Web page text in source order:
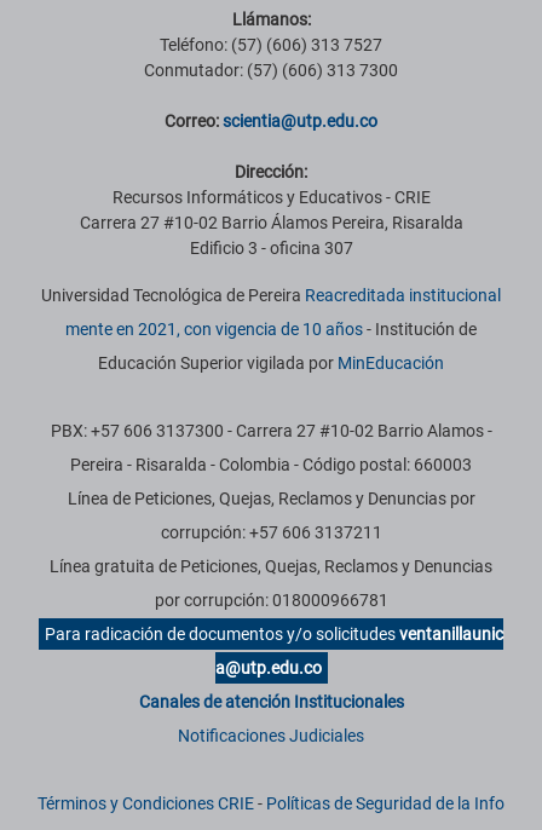
Llámanos:
Teléfono: (57) (606) 313 7527
Conmutador: (57) (606) 313 7300
Correo:scientia@utp.edu.co
Dirección:
Recursos Informáticos y Educativos - CRIE
Carrera 27 #10-02 Barrio Álamos Pereira, Risaralda
Edificio 3 - oficina 307
Universidad Tecnológica de Pereira Reacreditada institucional
mente en 2021, con vigencia de 10 años- Institución de
Educación Superior vigilada por MinEducación
PBX: +57 606 3137300 - Carrera 27 #10-02 Barrio Alamos -
Pereira - Risaralda - Colombia - Código postal: 660003
Línea de Peticiones, Quejas, Reclamos y Denuncias por
corrupción: +57 606 3137211
Línea gratuita de Peticiones, Quejas, Reclamos y Denuncias
por corrupción: 018000966781
Para radicación de documentos y/o solicitudesventanillaunic
a@utp.edu.co
Canales de atención Institucionales
Notificaciones Judiciales
Términos y Condiciones CRIE- Políticas de Seguridad de la Info